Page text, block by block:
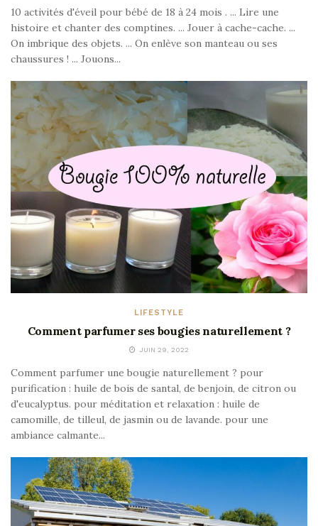
10 activités d'éveil pour bébé de 18 à 24 mois . ... Lire une
histoire et chanter des comptines. ... Jouer à cache-cache. ...
On imbrique des objets. ... On enlève son manteau ou ses
chaussures ! ... Jouons...
LIFESTYLE
Comment parfumer ses bougies naturellement ?
JUIN 29, 2022
Comment parfumer une bougie naturellement ? pour
purification : huile de bois de santal, de benjoin, de citron ou
d'eucalyptus. pour méditation et relaxation : huile de
camomille, de tilleul, de jasmin ou de lavande. pour une
ambiance calmante...